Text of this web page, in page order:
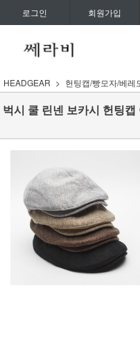
로그인 회원가입
HEADGEAR 헌팅캡/빵모자/베레
벅시 쿨 린넨 보카시 헌팅